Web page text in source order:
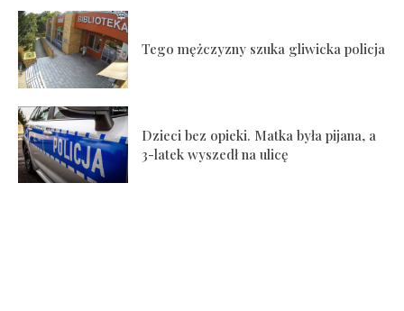
Tego mężczyzny szuka gliwicka policja
Dzieci bez opieki. Matka była pijana, a
3-latek wyszedł na ulicę